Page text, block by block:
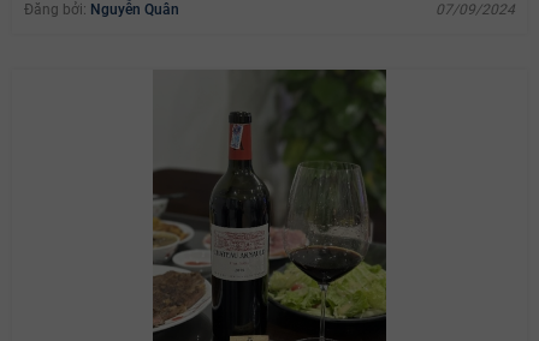
Đăng bởi: Nguyễn Quân 07/09/2024